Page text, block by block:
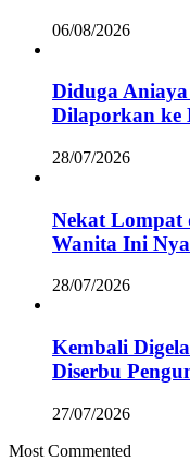
06/08/2026
Diduga
Dilaporkan ke
28/07/2026
Nekat Lompat
Wanita Ini
28/07/2026
Kembali
Diserbu
27/07/2026
Most Commented